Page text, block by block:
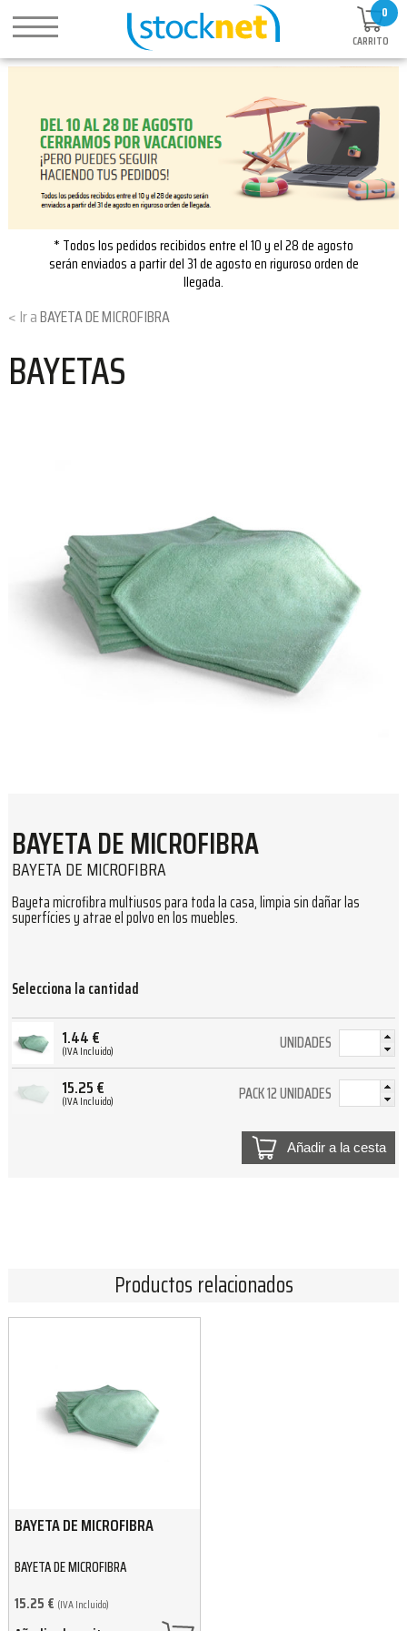
0
CARRITO
* Todos los pedidos recibidos entre el 10 y el 28 de agosto
serán enviados a partir del 31 de agosto en riguroso orden de
llegada.
BAYETA DE MICROFIBRA
BAYETAS
BAYETA DE MICROFIBRA
BAYETA DE MICROFIBRA
Bayeta microfibra multiusos para toda la casa, limpia sin dañar las
superfícies y atrae el polvo en los muebles.
Selecciona la cantidad
1.44€
(IVA Incluido) UNIDADES
15.25€
(IVA Incluido) PACK 12 UNIDADES
Añadir a la cesta
Productos relacionados
BAYETA DE MICROFIBRA
BAYETA DE MICROFIBRA
15.25 € (IVA Incluido)